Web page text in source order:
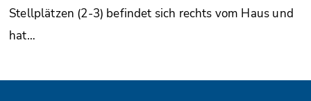
Stellplätzen (2-3) befindet sich rechts vom Haus und
hat…